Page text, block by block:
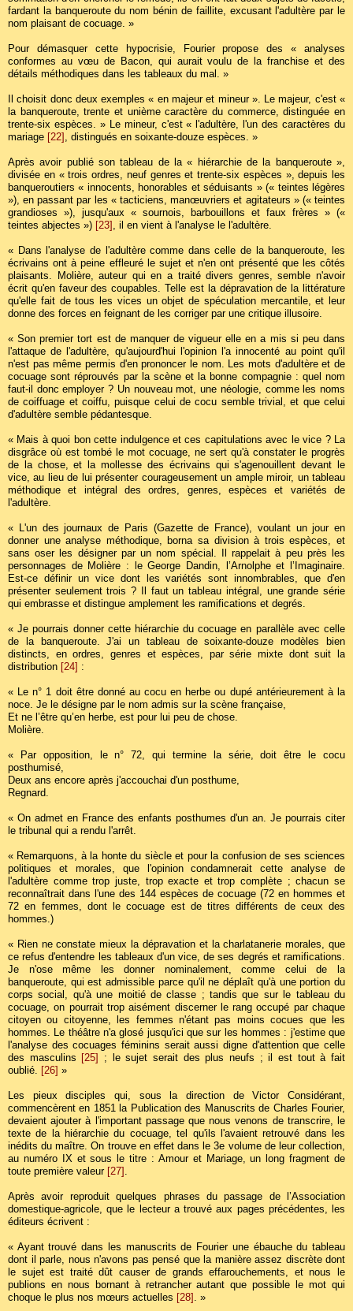
fardant la banqueroute du nom bénin de faillite, excusant l'adultère par le
nom plaisant de cocuage. »
Pour démasquer cette hypocrisie, Fourier propose des « analyses
conformes au vœu de Bacon, qui aurait voulu de la franchise et des
détails méthodiques dans les tableaux du mal. »
Il choisit donc deux exemples « en majeur et mineur ». Le majeur, c'est «
la banqueroute, trente et unième caractère du commerce, distinguée en
trente-six espèces. » Le mineur, c'est « l'adultère, l'un des caractères du
mariage [22] , distingués en soixante-douze espèces. »
Après avoir publié son tableau de la « hiérarchie de la banqueroute »,
divisée en « trois ordres, neuf genres et trente-six espèces », depuis les
banqueroutiers « innocents, honorables et séduisants » (« teintes légères
»), en passant par les « tacticiens, manœuvriers et agitateurs » (« teintes
grandioses »), jusqu'aux « sournois, barbouillons et faux frères » («
teintes abjectes ») [23] , il en vient à l'analyse le l'adultère.
« Dans l'analyse de l'adultère comme dans celle de la banqueroute, les
écrivains ont à peine effleuré le sujet et n'en ont présenté que les côtés
plaisants. Molière, auteur qui en a traité divers genres, semble n'avoir
écrit qu'en faveur des coupables. Telle est la dépravation de la littérature
qu'elle fait de tous les vices un objet de spéculation mercantile, et leur
donne des forces en feignant de les corriger par une critique illusoire.
« Son premier tort est de manquer de vigueur elle en a mis si peu dans
l'attaque de l'adultère, qu'aujourd'hui l'opinion l'a innocenté au point qu'il
n'est pas même permis d'en prononcer le nom. Les mots d'adultère et de
cocuage sont réprouvés par la scène et la bonne compagnie : quel nom
faut-il donc employer ? Un nouveau mot, une néologie, comme les noms
de coiffuage et coiffu, puisque celui de cocu semble trivial, et que celui
d'adultère semble pédantesque.
« Mais à quoi bon cette indulgence et ces capitulations avec le vice ? La
disgrâce où est tombé le mot cocuage, ne sert qu'à constater le progrès
de la chose, et la mollesse des écrivains qui s'agenouillent devant le
vice, au lieu de lui présenter courageusement un ample miroir, un tableau
méthodique et intégral des ordres, genres, espèces et variétés de
l'adultère.
« L'un des journaux de Paris (Gazette de France), voulant un jour en
donner une analyse méthodique, borna sa division à trois espèces, et
sans oser les désigner par un nom spécial. Il rappelait à peu près les
personnages de Molière : le George Dandin, l’Arnolphe et l’Imaginaire.
Est-ce définir un vice dont les variétés sont innombrables, que d'en
présenter seulement trois ? Il faut un tableau intégral, une grande série
qui embrasse et distingue amplement les ramifications et degrés.
« Je pourrais donner cette hiérarchie du cocuage en parallèle avec celle
de la banqueroute. J'ai un tableau de soixante-douze modèles bien
distincts, en ordres, genres et espèces, par série mixte dont suit la
distribution [24] :
« Le n° 1 doit être donné au cocu en herbe ou dupé antérieurement à la
noce. Je le désigne par le nom admis sur la scène française,
Et ne l’être qu’en herbe, est pour lui peu de chose.
Molière.
« Par opposition, le n° 72, qui termine la série, doit être le cocu
posthumisé,
Deux ans encore après j'accouchai d'un posthume,
Regnard.
« On admet en France des enfants posthumes d'un an. Je pourrais citer
le tribunal qui a rendu l'arrêt.
« Remarquons, à la honte du siècle et pour la confusion de ses sciences
politiques et morales, que l'opinion condamnerait cette analyse de
l'adultère comme trop juste, trop exacte et trop complète ; chacun se
reconnaîtrait dans l'une des 144 espèces de cocuage (72 en hommes et
72 en femmes, dont le cocuage est de titres différents de ceux des
hommes.)
« Rien ne constate mieux la dépravation et la charlatanerie morales, que
ce refus d'entendre les tableaux d'un vice, de ses degrés et ramifications.
Je n'ose même les donner nominalement, comme celui de la
banqueroute, qui est admissible parce qu'il ne déplaît qu'à une portion du
corps social, qu'à une moitié de classe ; tandis que sur le tableau du
cocuage, on pourrait trop aisément discerner le rang occupé par chaque
citoyen ou citoyenne, les femmes n'étant pas moins cocues que les
hommes. Le théâtre n'a glosé jusqu'ici que sur les hommes : j'estime que
l'analyse des cocuages féminins serait aussi digne d'attention que celle
des masculins
[25]
; le sujet serait des plus neufs ; il est tout à fait
oublié. [26] »
Les pieux disciples qui, sous la direction de Victor Considérant,
commencèrent en 1851 la Publication des Manuscrits de Charles Fourier,
devaient ajouter à l'important passage que nous venons de transcrire, le
texte de la hiérarchie du cocuage, tel qu'ils l'avaient retrouvé dans les
inédits du maître. On trouve en effet dans le 3e volume de leur collection,
au numéro IX et sous le titre : Amour et Mariage, un long fragment de
toute première valeur [27] .
Après avoir reproduit quelques phrases du passage de l’Association
domestique-agricole, que le lecteur a trouvé aux pages précédentes, les
éditeurs écrivent :
« Ayant trouvé dans les manuscrits de Fourier une ébauche du tableau
dont il parle, nous n'avons pas pensé que la manière assez discrète dont
le sujet est traité dût causer de grands effarouchements, et nous le
publions en nous bornant à retrancher autant que possible le mot qui
choque le plus nos mœurs actuelles [28] . »